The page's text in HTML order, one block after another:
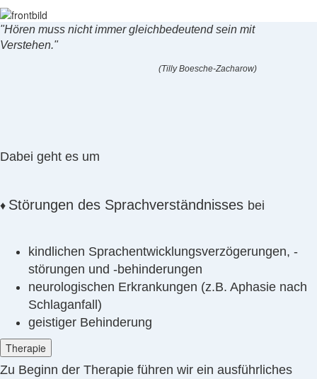
"Hören muss nicht immer gleichbedeutend sein mit
Verstehen."
(Tilly Boesche-Zacharow)
Dabei geht es um
♦ Störungen des Sprachverständnisses bei
kindlichen Sprachentwicklungsverzögerungen, -
störungen und -­behinderungen
neurologischen Erkrankungen (z.B. Aphasie nach
Schlaganfall)
geistiger Behinderung
Therapie
Zu Beginn der Therapie führen wir ein ausführliches